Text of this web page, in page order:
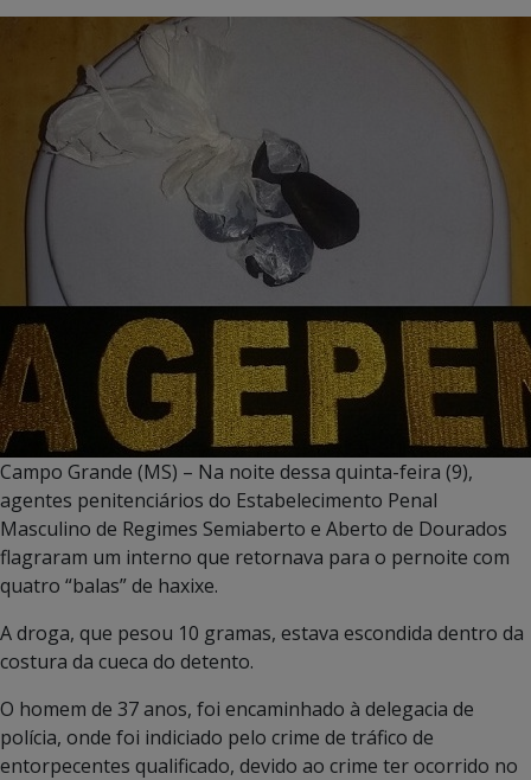
Campo Grande (MS) – Na noite dessa quinta-feira (9),
agentes penitenciários do Estabelecimento Penal
Masculino de Regimes Semiaberto e Aberto de Dourados
flagraram um interno que retornava para o pernoite com
quatro “balas” de haxixe.
A droga, que pesou 10 gramas, estava escondida dentro da
costura da cueca do detento.
O homem de 37 anos, foi encaminhado à delegacia de
polícia, onde foi indiciado pelo crime de tráfico de
entorpecentes qualificado, devido ao crime ter ocorrido no